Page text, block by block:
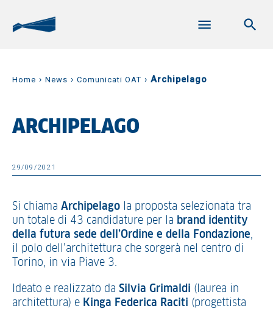
Home › News › Comunicati OAT › Archipelago
ARCHIPELAGO
29/09/2021
Si chiama Archipelago la proposta selezionata tra
un totale di 43 candidature per la brand identity
della futura sede dell’Ordine e della Fondazione,
il polo dell’architettura che sorgerà nel centro di
Torino, in via Piave 3.
Ideato e realizzato da Silvia Grimaldi (laurea in
architettura) e Kinga Federica Raciti (progettista